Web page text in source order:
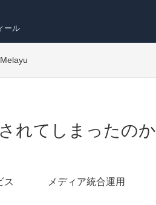
ール
れてしまったのか
ス メディア統合運用